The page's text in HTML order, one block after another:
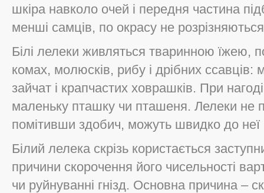
шкіра навколо очей і передня частина
менші самців, по окрасу не
Білі лелеки живляться тваринною їжею,
комах, молюсків, рибу і дрібних
зайчат і крапчастих ховрашків. При
маленьку пташку чи пташеня. Лелеки не
помітивши здобич, можуть швидко до неї
Білий лелека скрізь користається
причини скорочення його чисельності
чи руйнуванні гнізд. Основна причина –